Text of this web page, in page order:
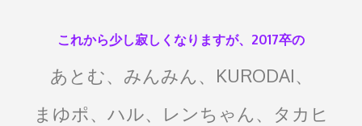
これから少し寂しくなりますが、2017卒の
あとむ、みんみん、KURODAI、
まゆポ、ハル、レンちゃん、タカヒ